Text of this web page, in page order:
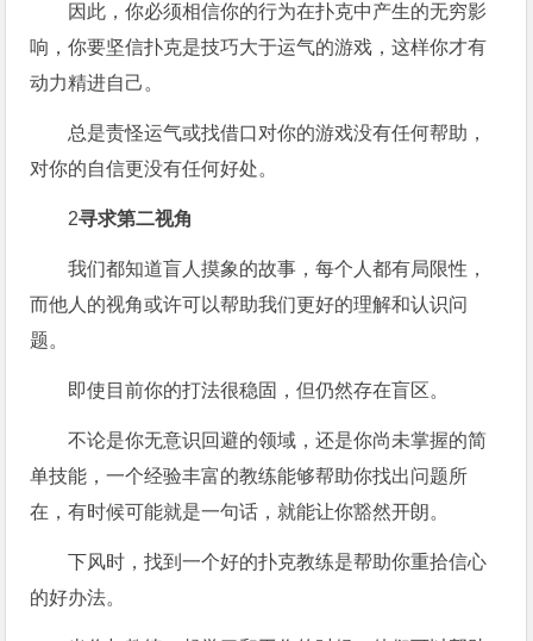
因此，你必须相信你的行为在扑克中产生的无穷影
响，你要坚信扑克是技巧大于运气的游戏，这样你才有
动力精进自己。
总是责怪运气或找借口对你的游戏没有任何帮助，
对你的自信更没有任何好处。
2寻求第二视角
我们都知道盲人摸象的故事，每个人都有局限性，
而他人的视角或许可以帮助我们更好的理解和认识问
题。
即使目前你的打法很稳固，但仍然存在盲区。
不论是你无意识回避的领域，还是你尚未掌握的简
单技能，一个经验丰富的教练能够帮助你找出问题所
在，有时候可能就是一句话，就能让你豁然开朗。
下风时，找到一个好的扑克教练是帮助你重拾信心
的好办法。